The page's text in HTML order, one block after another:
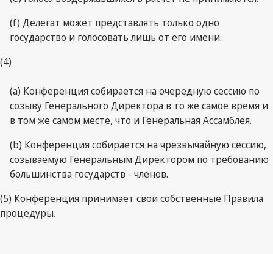
(f) Делегат может представлять только одно
государство и голосовать лишь от его имени.
(4)
(a) Конференция собирается на очередную сессию по
созыву Генерального Директора в то же самое время и
в том же самом месте, что и Генеральная Ассамблея.
(b) Конференция собирается на чрезвычайную сессию,
созываемую Генеральным Директором по требованию
большинства государств - членов.
(5) Конференция принимает свои собственные Правила
процедуры.